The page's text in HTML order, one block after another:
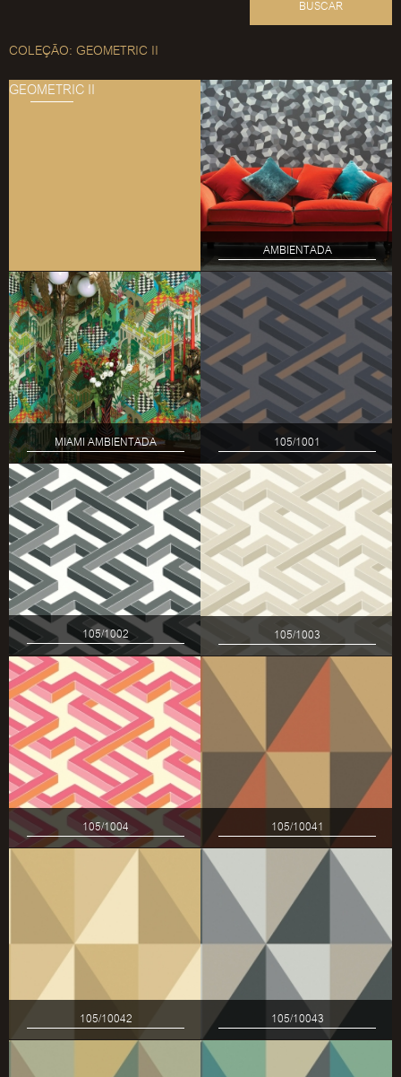
BUSCAR
COLEÇÃO: GEOMETRIC II
GEOMETRIC II
AMBIENTADA
MIAMI AMBIENTADA 105/1001
105/1002 105/1003
105/1004 105/10041
105/10042 105/10043